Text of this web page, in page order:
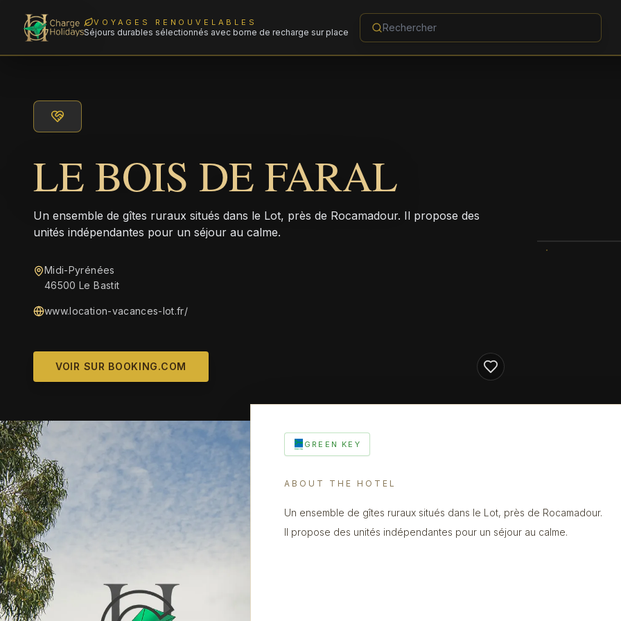
VOYAGES RENOUVELABLES
Séjours durables sélectionnés avec borne de recharge sur place
LE BOIS DE FARAL
Un ensemble de gîtes ruraux situés dans le Lot, près de Rocamadour. Il propose des
unités indépendantes pour un séjour au calme.
Midi-Pyrénées
46500 Le Bastit
www.location-vacances-lot.fr/
VOIR SUR BOOKING.COM
GREEN KEY
ABOUT THE HOTEL
Un ensemble de gîtes ruraux situés dans le Lot, près de Rocamadour.
Il propose des unités indépendantes pour un séjour au calme.